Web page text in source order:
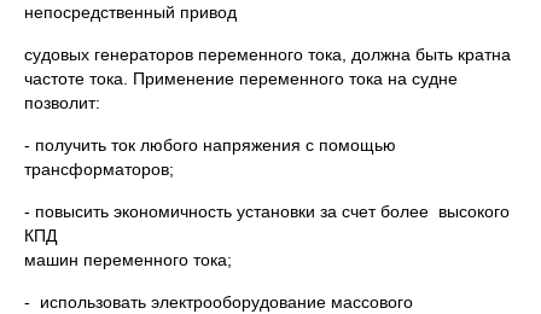
непосредственный привод
судовых генераторов переменного тока, должна быть кратна
частоте тока. Применение переменного тока на судне
позволит:
- получить ток любого напряжения с помощью
трансформаторов;
- повысить экономичность установки за счет более высокого
КПД
машин переменного тока;
- использовать электрооборудование массового